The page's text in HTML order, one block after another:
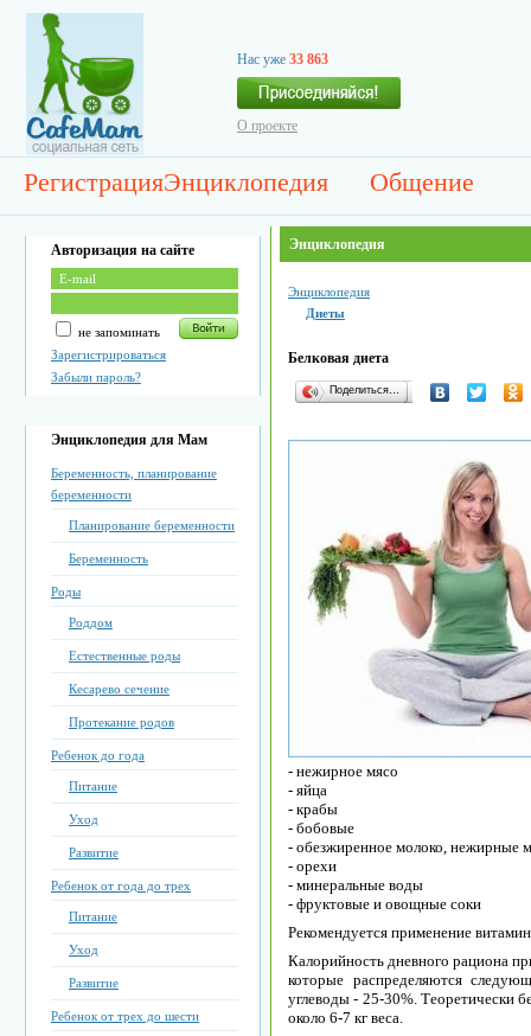
Нас уже 33 863
О проекте
РегистрацияЭнциклопедия Общение
Авторизация на сайте
не запоминать
Зарегистрироваться
Забыли пароль?
Энциклопедия для Мам
Беременность, планирование
беременности
Планирование беременности
Беременность
Роды
Роддом
Естественные роды
Кесарево сечение
Протекание родов
Ребенок до года
Питание
Уход
Развитие
Ребенок от года до трех
Питание
Уход
Развитие
Ребенок от трех до шести
Энциклопедия
Энциклопедия
Диеты
Белковая диета
Поделиться…
- нежирное мясо
- яйца
- крабы
- бобовые
- обезжиренное молоко, нежирные
- орехи
- минеральные воды
- фруктовые и овощные соки
Рекомендуется применение
Калорийность дневного рациона
которые распределяются
углеводы - 25-30%. Теоретически
около 6-7 кг веса.